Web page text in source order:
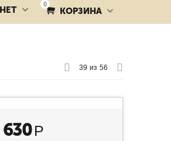
0
КОРЗИНА
39 из 56
630 Р